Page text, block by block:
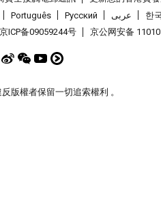
Português Pусский عربى 한
京ICP备09059244号 京公网安备
版權者保留一切追索權利 。